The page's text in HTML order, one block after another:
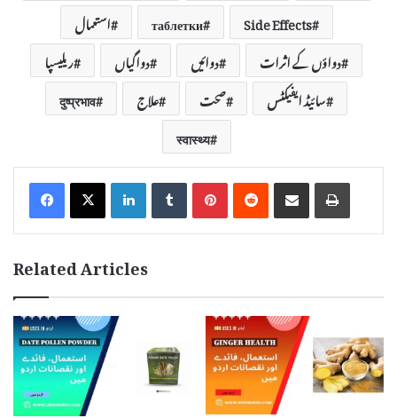
Side Effects
таблетки
استعمال
دواؤں کے اثرات
دوائیں دواگیاں
ریلیسپا
سائیڈ ایفیکٹس
صحت علاج
दुष्प्रभाव
स्वास्थ्य
LinkedInTumblrPinterestReddit Share via Email Print
Related Articles